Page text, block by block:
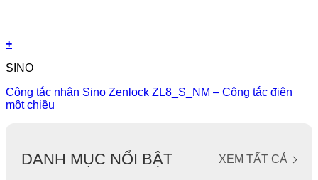
+
SINO
Công tắc nhân Sino Zenlock ZL8_S_NM – Công tắc điện
một chiều
DANH MỤC NỔI BẬT XEM TẤT CẢ